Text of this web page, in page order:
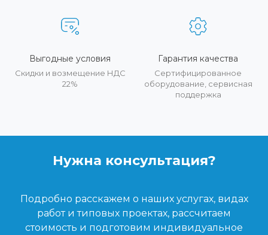
Выгодные условия
Скидки и возмещение НДС
22%
Гарантия качества
Сертифицированное
оборудование, сервисная
поддержка
Нужна консультация?
Подробно расскажем о наших услугах, видах
работ и типовых проектах, рассчитаем
стоимость и подготовим индивидуальное